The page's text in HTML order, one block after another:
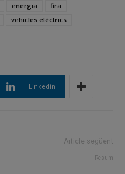
energia
fira
vehicles elèctrics
Linkedin
Article següent
Resum